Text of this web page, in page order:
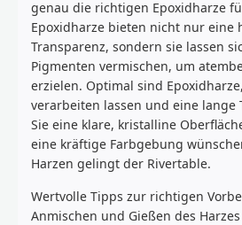
genau die richtigen Epoxidharze
Epoxidharze bieten nicht nur eine
Transparenz, sondern sie lassen
Pigmenten vermischen, um
erzielen. Optimal sind
verarbeiten lassen und eine lange
Sie eine klare, kristalline
eine kräftige Farbgebung
Harzen gelingt der Rivertable.
Wertvolle Tipps zur richtigen
Anmischen und Gießen des